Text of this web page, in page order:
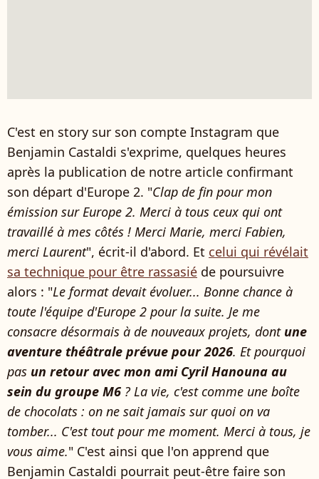
C'est en story sur son compte Instagram que
Benjamin Castaldi s'exprime, quelques heures
après la publication de notre article confirmant
son départ d'Europe 2. "Clap de fin pour mon
émission sur Europe 2. Merci à tous ceux qui ont
travaillé à mes côtés ! Merci Marie, merci Fabien,
merci Laurent", écrit-il d'abord. Et celui qui révélait
sa technique pour être rassasié de poursuivre
alors : "Le format devait évoluer... Bonne chance à
toute l'équipe d'Europe 2 pour la suite. Je me
consacre désormais à de nouveaux projets, dont une
aventure théâtrale prévue pour 2026. Et pourquoi
pas un retour avec mon ami Cyril Hanouna au
sein du groupe M6 ? La vie, c'est comme une boîte
de chocolats : on ne sait jamais sur quoi on va
tomber... C'est tout pour me moment. Merci à tous, je
vous aime." C'est ainsi que l'on apprend que
Benjamin Castaldi pourrait peut-être faire son